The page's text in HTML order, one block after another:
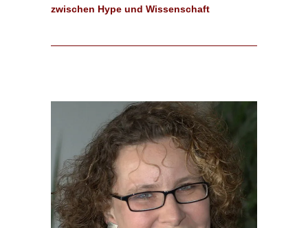
zwischen Hype und Wissenschaft